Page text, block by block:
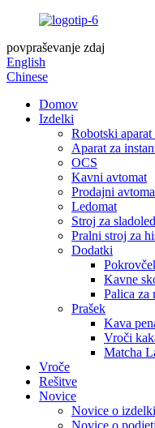
povpraševanje zdaj
English
Chinese
Domov
Izdelki
Robotski aparat
Aparat za
OCS
Kavni avtomat
Prodajni
Ledomat
Stroj za sladoled
Pralni stroj za
Dodatki
Kavne
Palica za
Prašek
Kava
Vroči
Matcha
Vroče
Rešitve
Novice
Novice o
Novice o